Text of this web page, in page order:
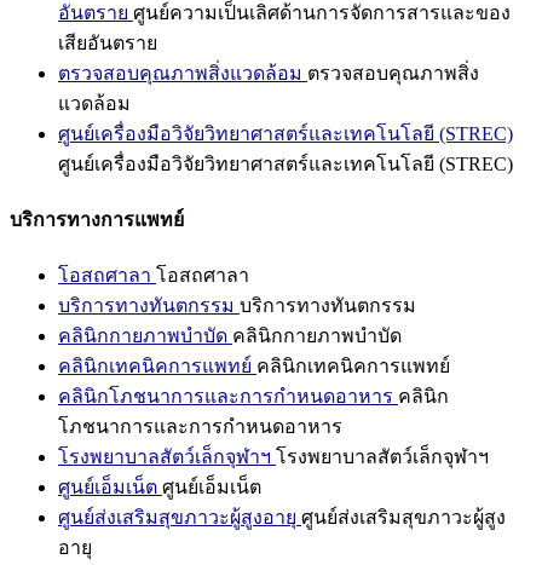
อันตราย ศูนย์ความเป็นเลิศด้านการจัดการสารและของ
เสียอันตราย
ตรวจสอบคุณภาพสิ่งแวดล้อม ตรวจสอบคุณภาพสิ่ง
แวดล้อม
ศูนย์เครื่องมือวิจัยวิทยาศาสตร์และเทคโนโลยี (STREC)
ศูนย์เครื่องมือวิจัยวิทยาศาสตร์และเทคโนโลยี (STREC)
บริการทางการแพทย์
โอสถศาลา โอสถศาลา
บริการทางทันตกรรม บริการทางทันตกรรม
คลินิกกายภาพบำบัด คลินิกกายภาพบำบัด
คลินิกเทคนิคการแพทย์ คลินิกเทคนิคการแพทย์
คลินิกโภชนาการและการกำหนดอาหาร คลินิก
โภชนาการและการกำหนดอาหาร
โรงพยาบาลสัตว์เล็กจุฬาฯ โรงพยาบาลสัตว์เล็กจุฬาฯ
ศูนย์เอ็มเน็ต ศูนย์เอ็มเน็ต
ศูนย์ส่งเสริมสุขภาวะผู้สูงอายุ ศูนย์ส่งเสริมสุขภาวะผู้สูง
อายุ